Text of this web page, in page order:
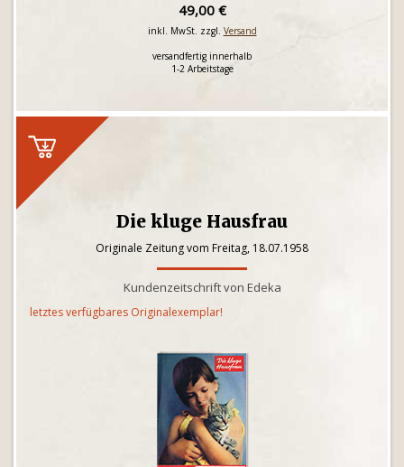
49,00 €
inkl. MwSt. zzgl. Versand
versandfertig innerhalb
1-2 Arbeitstage
Die kluge Hausfrau
Originale Zeitung vom Freitag, 18.07.1958
Kundenzeitschrift von Edeka
letztes verfügbares Originalexemplar!